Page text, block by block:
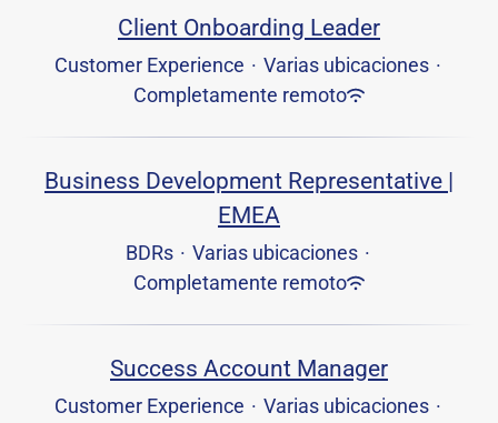
Client Onboarding Leader
Customer Experience · Varias ubicaciones ·
Completamente remoto
Business Development Representative |
EMEA
BDRs · Varias ubicaciones ·
Completamente remoto
Success Account Manager
Customer Experience · Varias ubicaciones ·